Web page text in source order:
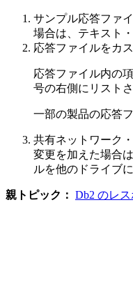
サンプル応答ファ
場合は、テキスト
応答ファイルをカ
応答ファイル内の
号の右側にリスト
一部の製品の応答
共有ネットワーク
変更を加えた場合
ルを他のドライブ
親トピック： Db2 のレ